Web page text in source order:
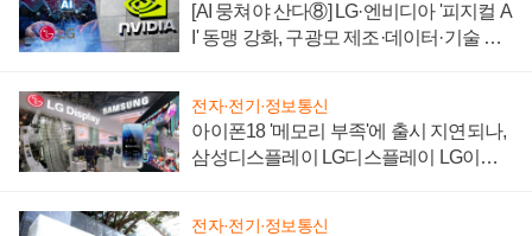
[AI 뭉쳐야 산다⑧] LG·엔비디아 '피지컬 A
I' 동맹 강화, 구광모 제조·데이터·기술 결
전자·전기·정보통신
아이폰18 '메모리 부족'에 출시 지연되나,
삼성디스플레이 LG디스플레이 LG이노
전자·전기·정보통신